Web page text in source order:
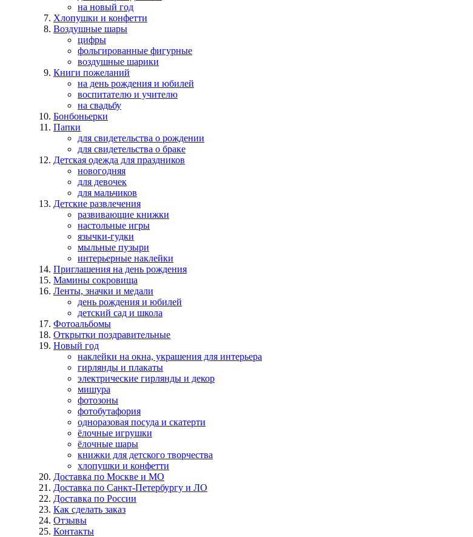
на новый год
Хлопушки и конфетти
Воздушные шары
цифры
фольгированные фигурные
воздушные шарики
Книги пожеланий
на день рождения и юбилей
воспитателю и учителю
на свадьбу
Бонбоньерки
Папки
для свидетельства о рождении
для свидетельства о браке
Детская одежда для праздников
новогодняя
для девочек
для мальчиков
Детские развлечения
развивающие книжки
настольные игры
язычки-гудки
мыльные пузыри
интерьерные наклейки
Приглашения на день рождения
Мамины сокровища
Ленты, значки и медали
день рождения и юбилей
детский сад и школа
Фотоальбомы
Открытки поздравительные
Новый год
наклейки на окна, украшения для интерьера
гирлянды и плакаты
электрические гирлянды и декор
мишура
фотозоны
фотобутафория
одноразовая посуда и скатерти
ёлочные игрушки
ёлочные шары
книжки для детского творчества
хлопушки и конфетти
Доставка по Москве и МО
Доставка по Санкт-Петербургу и ЛО
Доставка по России
Как сделать заказ
Отзывы
Контакты